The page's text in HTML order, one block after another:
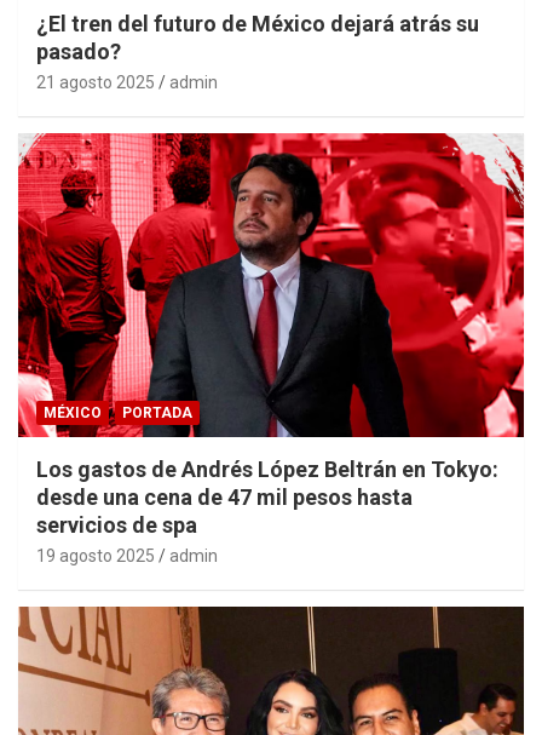
¿El tren del futuro de México dejará atrás su
pasado?
21 agosto 2025 admin
MÉXICO PORTADA
Los gastos de Andrés López Beltrán en Tokyo:
desde una cena de 47 mil pesos hasta
servicios de spa
19 agosto 2025 admin